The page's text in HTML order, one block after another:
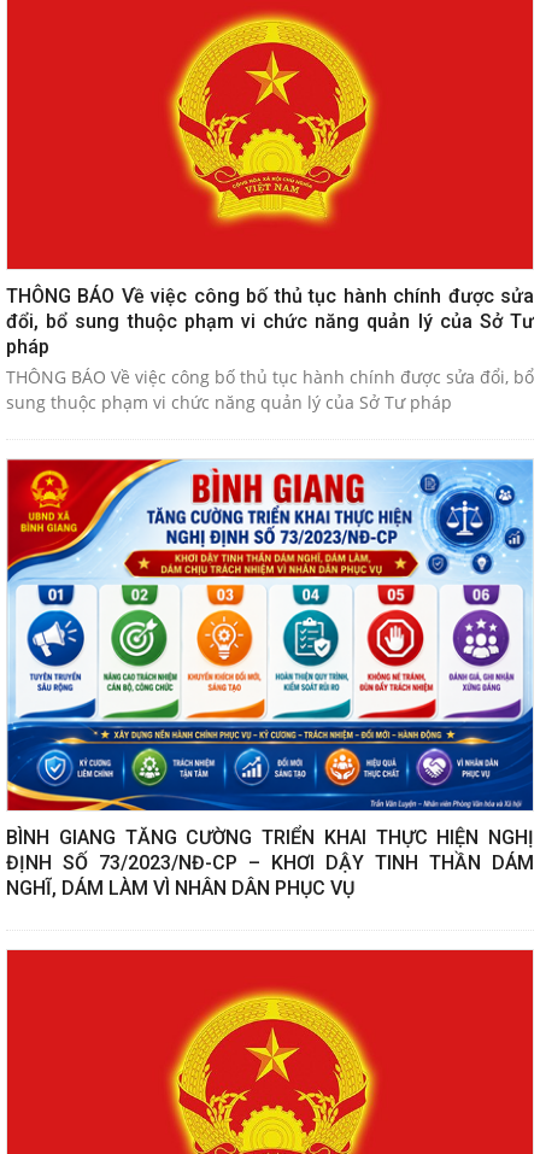
THÔNG BÁO Về việc công bố thủ tục hành chính được sửa
đổi, bổ sung thuộc phạm vi chức năng quản lý của Sở Tư
pháp
THÔNG BÁO Về việc công bố thủ tục hành chính được sửa đổi, bổ
sung thuộc phạm vi chức năng quản lý của Sở Tư pháp
BÌNH GIANG TĂNG CƯỜNG TRIỂN KHAI THỰC HIỆN NGHỊ
ĐỊNH SỐ 73/2023/NĐ-CP – KHƠI DẬY TINH THẦN DÁM
NGHĨ, DÁM LÀM VÌ NHÂN DÂN PHỤC VỤ